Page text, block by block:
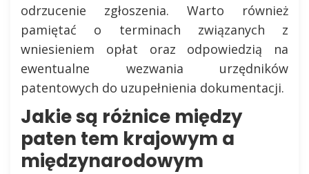
odrzucenie zgłoszenia. Warto również
pamiętać o terminach związanych z
wniesieniem opłat oraz odpowiedzią na
ewentualne wezwania urzędników
patentowych do uzupełnienia dokumentacji.
Jakie są różnice między
paten tem krajowym a
międzynarodowym